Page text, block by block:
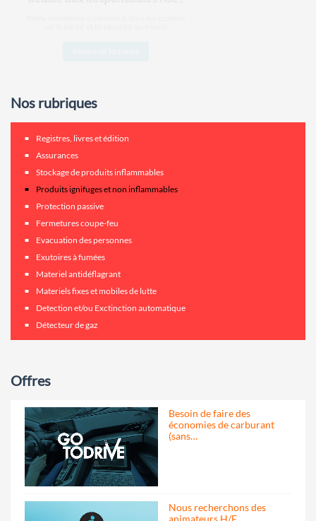
Nos rubriques
Registres, livres et édition
Assurances
Stockage de produits inflammables
Produits ignifuges et non inflammables
Protection passive
Fermetures coupe-feu
Evacuation des personnes
Exutoires à fumées
Materiel antidéflagrant
Materiels fixes et mobiles de lutte
Detection et/ou Exctinction automatique
Détecteur de gaz
Offres
Besoin de faire des
économies de carburant
(sans…
Nous recherchons des